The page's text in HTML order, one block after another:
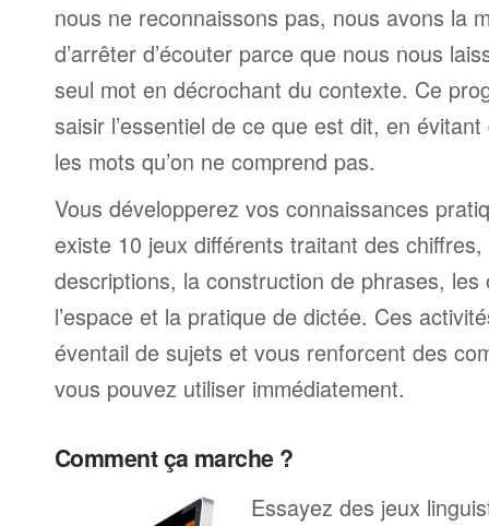
nous ne reconnaissons pas, nous avons la
d’arrêter d’écouter parce que nous nous
seul mot en décrochant du contexte. Ce
saisir l’essentiel de ce que est dit, en
les mots qu’on ne comprend pas.
Vous développerez vos connaissances
existe 10 jeux différents traitant des
descriptions, la construction de phrases, les
l’espace et la pratique de dictée. Ces
éventail de sujets et vous renforcent des
vous pouvez utiliser immédiatement.
Comment ça marche ?
Essayez des jeux